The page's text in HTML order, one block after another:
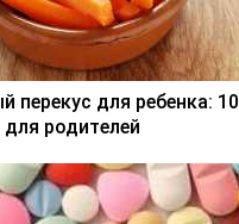
перекус для ребенка: 10
родителей